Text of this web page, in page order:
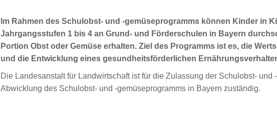
Im Rahmen des Schulobst- und -gemüseprogramms können Kinder in
Jahrgangsstufen 1 bis 4 an Grund- und Förderschulen in Bayern
Portion Obst oder Gemüse erhalten. Ziel des Programms ist es, die
und die Entwicklung eines gesundheitsförderlichen
Die Landesanstalt für Landwirtschaft ist für die Zulassung der Schulobst-
Abwicklung des Schulobst- und -gemüseprogramms in Bayern zuständig.